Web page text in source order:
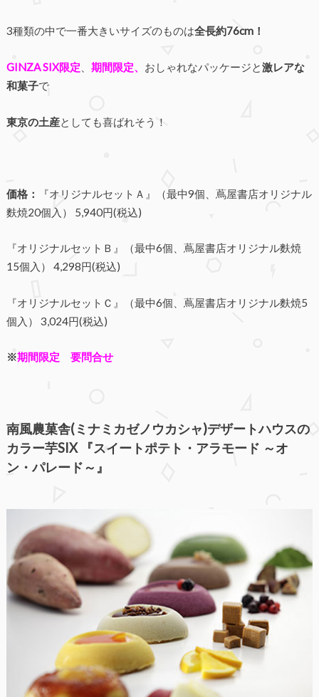
3種類の中で一番大きいサイズのものは全長約76cm！
GINZA SIX限定 期間限定、 おしゃれなパッケージと激レアな
和菓子で
東京の土産としても喜ばれそう！
価格：
『オリジナルセットＡ』（最中9個、蔦屋書店オリジナル
麩焼20個入） 5,940円(税込)
『オリジナルセットＢ』（最中6個、蔦屋書店オリジナル麩焼
15個入） 4,298円(税込)
『オリジナルセットＣ』（最中6個、蔦屋書店オリジナル麩焼5
個入） 3,024円(税込)
※期間限定 要問合せ
南風農菓舎(ミナミカゼノウカシャ)デザートハウスの
カラー芋SIX 『スイートポテト・アラモード ～オ
ン・パレード～』